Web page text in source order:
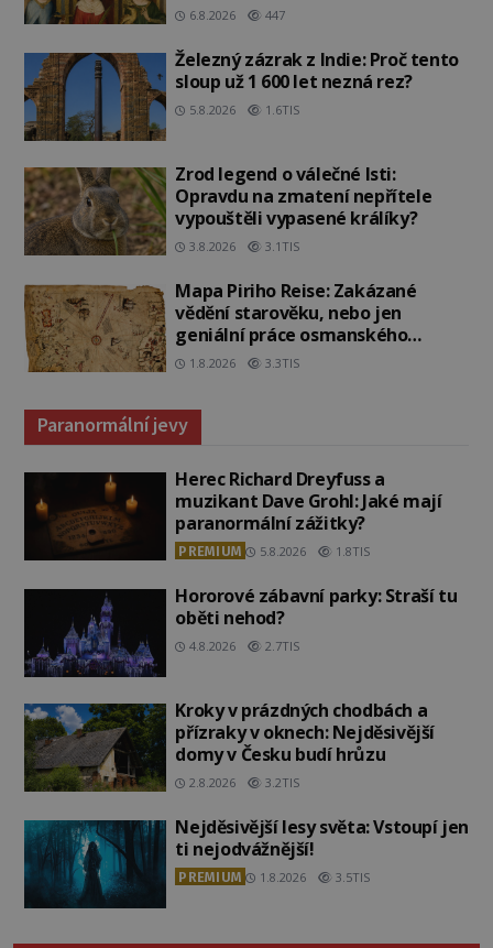
6.8.2026 447
Železný zázrak z Indie: Proč tento
sloup už 1 600 let nezná rez?
5.8.2026 1.6TIS
Zrod legend o válečné lsti:
Opravdu na zmatení nepřítele
vypouštěli vypasené králíky?
3.8.2026 3.1TIS
Mapa Piriho Reise: Zakázané
vědění starověku, nebo jen
geniální práce osmanského
admirála?
1.8.2026 3.3TIS
Paranormální jevy
Herec Richard Dreyfuss a
muzikant Dave Grohl: Jaké mají
paranormální zážitky?
PREMIUM 5.8.2026 1.8TIS
Hororové zábavní parky: Straší tu
oběti nehod?
4.8.2026 2.7TIS
Kroky v prázdných chodbách a
přízraky v oknech: Nejděsivější
domy v Česku budí hrůzu
2.8.2026 3.2TIS
Nejděsivější lesy světa: Vstoupí jen
ti nejodvážnější!
PREMIUM 1.8.2026 3.5TIS